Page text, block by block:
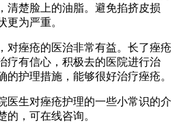
清楚脸上的油脂。避免掐挤皮损
更为严重。
对痤疮的医治非常有益。长了痤疮
疗有信心，积极去的医院进行治
的护理措施，能够很好治疗痤疮。
医生对痤疮护理的一些小常识的介
的，可在线咨询。